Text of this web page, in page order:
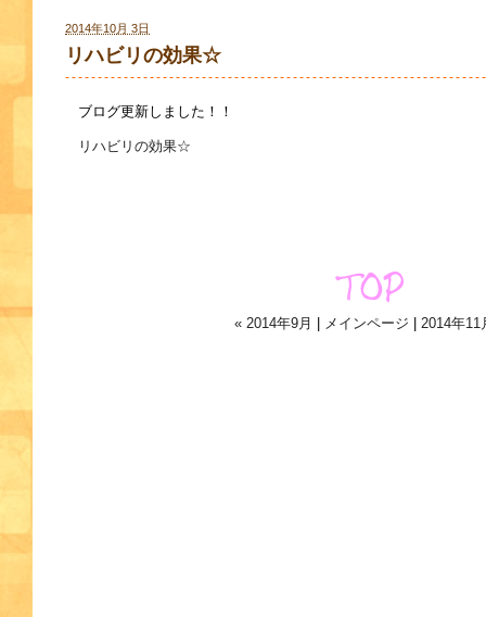
リハビリの効果☆
2014年10月 3日
ブログ更新しました！！
リハビリの効果☆
« 2014年9月 メインページ 2014年11